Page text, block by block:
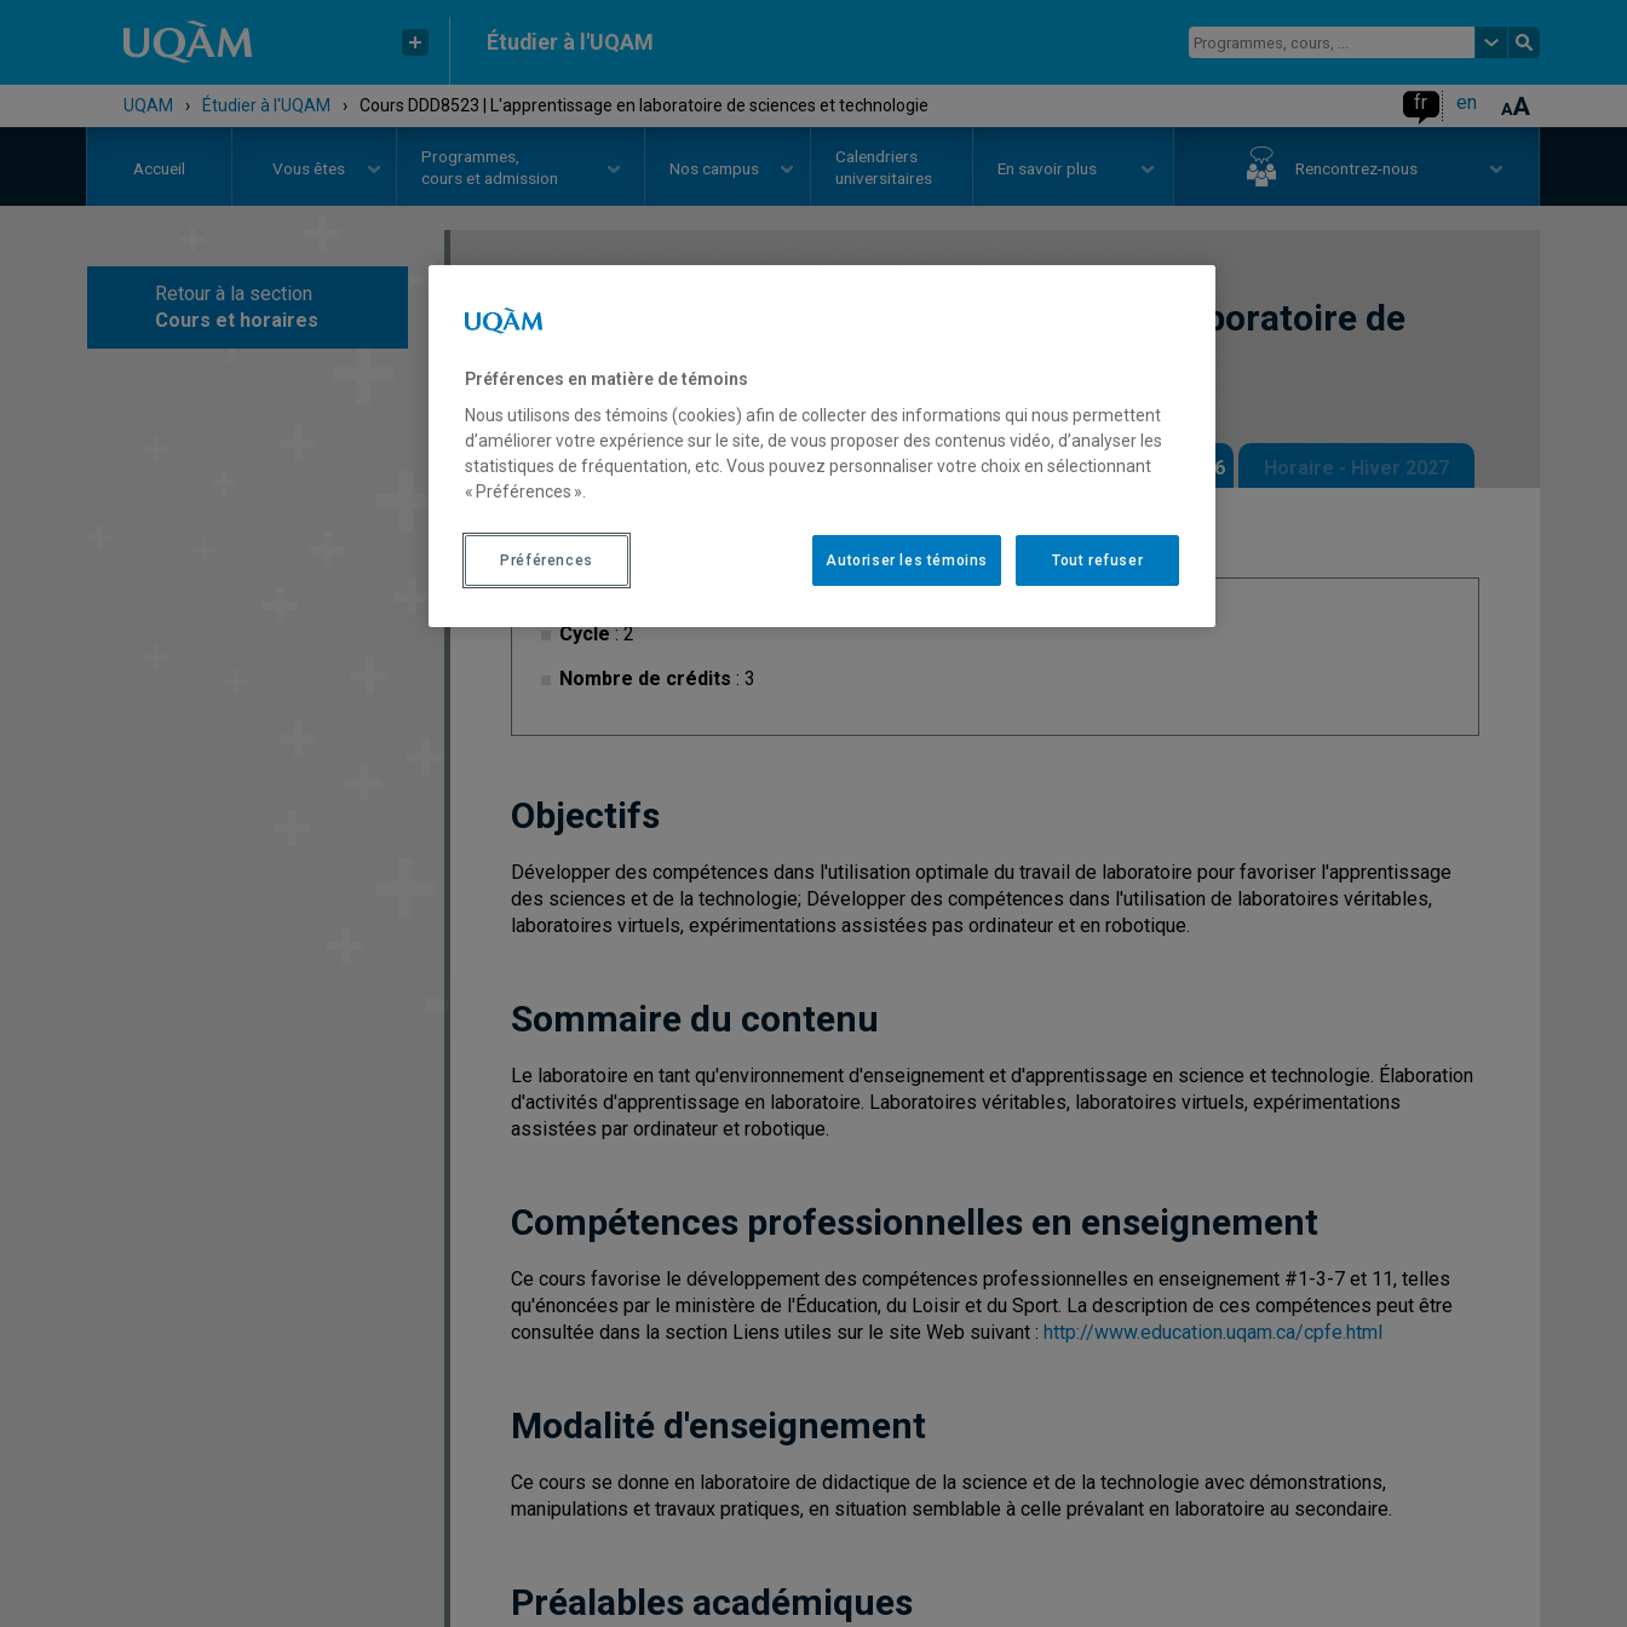
Étudier à l'UQAM
UQAM › Étudier à l'UQAM › Cours DDD8523 | L'apprentissage en laboratoire de sciences et technologie fr en
Accueil Vous êtes
Programmes,
cours et admission
Nos campus
Calendriers
universitaires
En savoir plus Rencontrez-nous
Retour à la section
Cours et horaires
COURS
L'apprentissage en laboratoire de
sciences et technologie
Description Horaire - Été 2026 Horaire - Automne 2026 Horaire - Hiver 2027
Cycle: 2
Nombre de crédits : 3
Objectifs
Développer des compétences dans l'utilisation optimale du travail de laboratoire pour favoriser l'apprentissage
des sciences et de la technologie; Développer des compétences dans l'utilisation de laboratoires véritables,
laboratoires virtuels, expérimentations assistées pas ordinateur et en robotique.
Sommaire du contenu
Le laboratoire en tant qu'environnement d'enseignement et d'apprentissage en science et technologie. Élaboration
d'activités d'apprentissage en laboratoire. Laboratoires véritables, laboratoires virtuels, expérimentations
assistées par ordinateur et robotique.
Compétences professionnelles en enseignement
Ce cours favorise le développement des compétences professionnelles en enseignement #1-3-7 et 11, telles
qu'énoncées par le ministère de l'Éducation, du Loisir et du Sport. La description de ces compétences peut être
consultée dans la section Liens utiles sur le site Web suivant : http://www.education.uqam.ca/cpfe.html
Modalité d'enseignement
Ce cours se donne en laboratoire de didactique de la science et de la technologie avec démonstrations,
manipulations et travaux pratiques, en situation semblable à celle prévalant en laboratoire au secondaire.
Préalables académiques
Préférences en matière de témoins
Nous utilisons des témoins (cookies) afin de collecter des informations qui nous permettent
d’améliorer votre expérience sur le site, de vous proposer des contenus vidéo, d’analyser les
statistiques de fréquentation, etc. Vous pouvez personnaliser votre choix en sélectionnant
« Préférences ».
Tout refuser
Autoriser les témoins
Préférences